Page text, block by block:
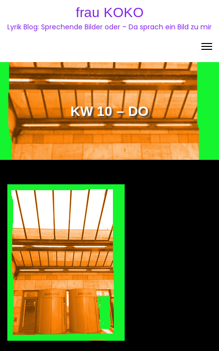
content
frau KOKO
Lyrik Blog: Sprechende Bilder oder – Da sprach ein Bild zu mir
KW 10 – DO